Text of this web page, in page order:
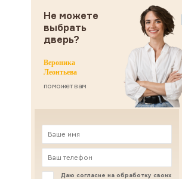
Не можете
выбрать
дверь?
Вероника
Леонтьева
поможет вам
Даю согласие на обработку своих